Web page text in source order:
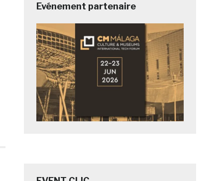
Evénement partenaire